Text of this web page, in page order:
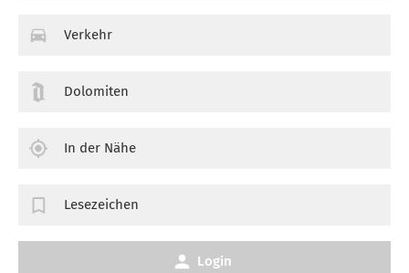
Verkehr
Dolomiten
In der Nähe
Lesezeichen
Login